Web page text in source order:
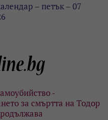
– петък – 07
-
за смъртта на Тодор